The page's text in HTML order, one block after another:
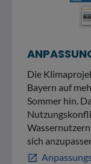
Die
Bayern auf
Sommer hin.
sich
open_in_new